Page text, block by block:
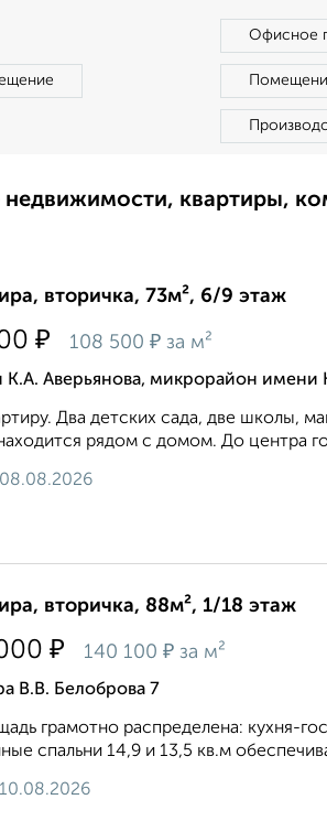
Офисное
квартиры,
вторичка, 73м², 6/9 этаж
₽ 108 500 ₽ за м²
Аверьянова, микрорайон имени
Два детских сада, две школы,
рядом с домом. До центра
вторичка, 88м², 1/18 этаж
₽ 140 100 ₽ за м²
В.В. Белоброва 7
грамотно распределена: кухня-
спальни 14,9 и 13,5 кв.м